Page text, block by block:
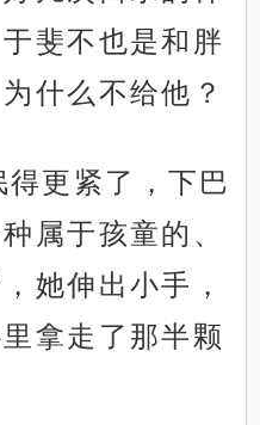
斐不也是和胖
什么不给他？
更紧了，下巴
属于孩童的、
她伸出小手，
拿走了那半颗